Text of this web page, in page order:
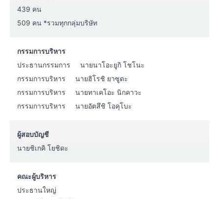
439 คน
509 คน *รวมทุกกลุ่มบริษัท
กรรมการบริหาร
ประธานกรรมการ
นายนาโอะยูกิ โชโนะ
กรรมการบริหาร
นายฮิโรชิ ยาซูดะ
กรรมการบริหาร
นายทาเคโอะ นิกคาวะ
กรรมการบริหาร
นายอัตสึชิ โอคุโบะ
ผู้สอบบัญชี
นายชิเกคิ โยชิดะ
คณะผู้บริหาร
ประธานใหญ่